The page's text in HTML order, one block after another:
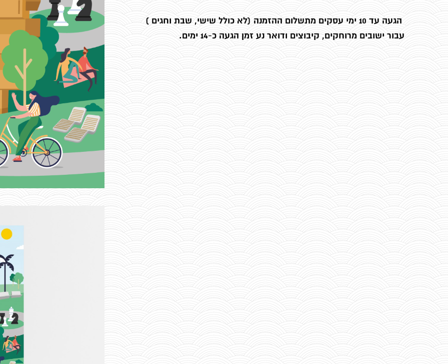
הגעה עד 10 ימי עסקים מתשלום ההזמנה (לא כולל שישי, שבת וחגים )
עבור ישובים מרוחקים, קיבוצים ודואר נע זמן הגעה כ-14 ימים.